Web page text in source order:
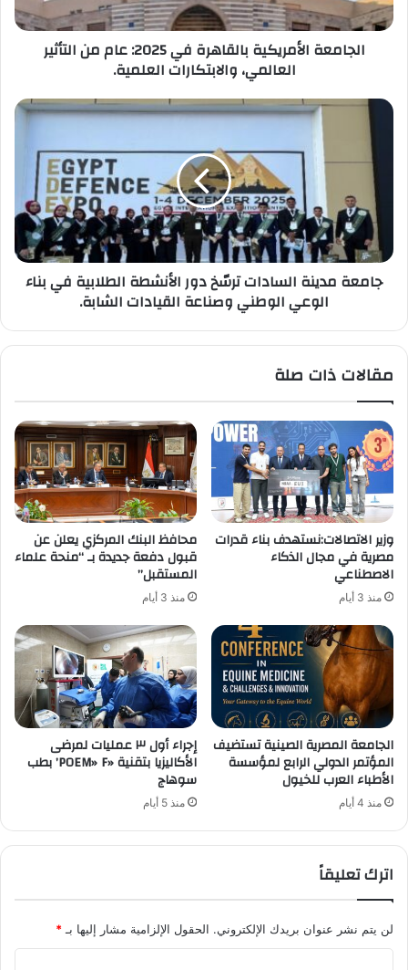
التأثير
العالمي،
والابتكارات
الجامعة الأمريكية بالقاهرة في 2025: عام من التأثير
العالمي، والابتكارات العلمية.
جامعة
مدينة
السادات
ترسّخ
الأنشطة
الطلابية
بناء
الوعي
القيادات
جامعة مدينة السادات ترسّخ دور الأنشطة الطلابية في بناء
الوعي الوطني وصناعة القيادات الشابة.
مقالات ذات صلة
وزير الاتصالات:نستهدف بناء قدرات
مصرية في مجال الذكاء
الاصطناعي
منذ 3 أيام
محافظ البنك المركزي يعلن عن
قبول دفعة جديدة بـ “منحة علماء
المستقبل”
منذ 3 أيام
الجامعة المصرية الصينية تستضيف
المؤتمر الدولي الرابع لمؤسسة
الأطباء العرب للخيول
منذ 4 أيام
إجراء أول ٣ عمليات لمرضى
الأكاليزيا بتقنية «POEM» F’ بطب
سوهاج
منذ 5 أيام
اترك تعليقاً
لن يتم نشر عنوان بريدك الإلكتروني. الحقول الإلزامية مشار إليها بـ *